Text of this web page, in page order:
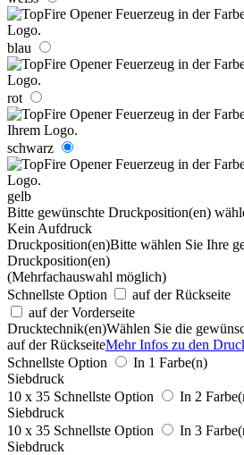
blau
rot
schwarz
gelb
Bitte gewünschte Druckposition(en)
Kein Aufdruck
Druckposition(en)Bitte wählen Sie Ihre
Druckposition(en)
(Mehrfachauswahl möglich)
Schnellste Option
auf der Rückseite
auf der Vorderseite
Drucktechnik(en)Wählen Sie die
auf der RückseiteMehr Infos zu den
Schnellste Option
In 1 Farbe(n)
Siebdruck
10 x 35 Schnellste Option
In 2
Siebdruck
10 x 35 Schnellste Option
In 3
Siebdruck